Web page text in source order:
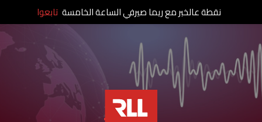
نقطة عالخبر مع ريما صيرفي الساعة الخامسة تابعوا